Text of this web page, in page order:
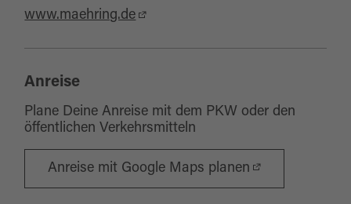
www.maehring.de
Anreise
Plane Deine Anreise mit dem PKW oder den
öffentlichen Verkehrsmitteln
Anreise mit Google Maps planen